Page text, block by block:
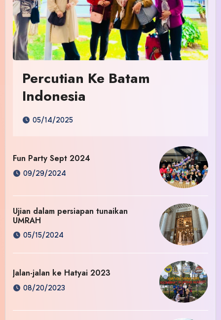
Percutian Ke Batam
Indonesia
05/14/2025
Fun Party Sept 2024
09/29/2024
Ujian dalam persiapan tunaikan
UMRAH
05/15/2024
Jalan-jalan ke Hatyai 2023
08/20/2023